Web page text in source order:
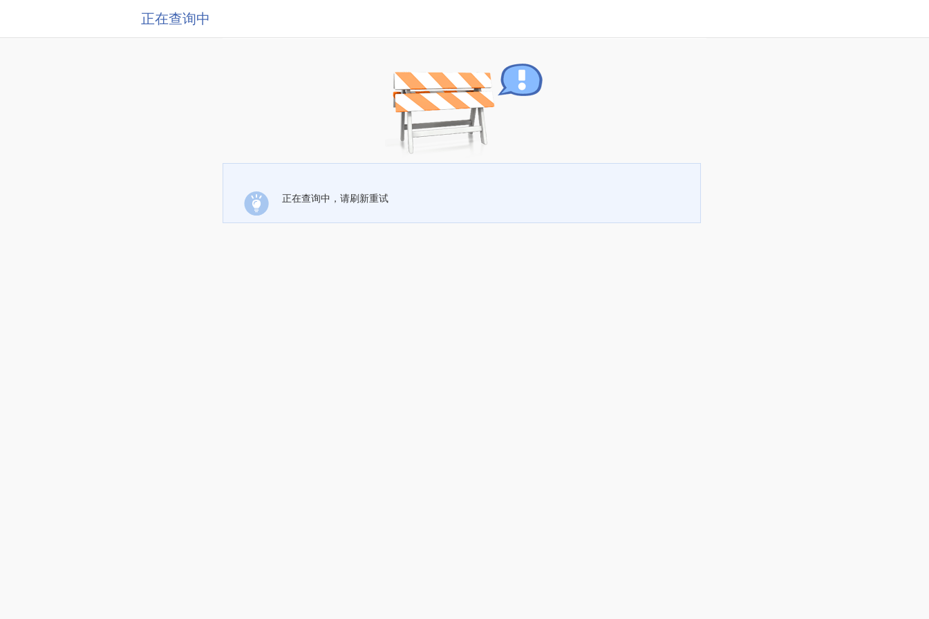
正在查询中
正在查询中，请刷新重试